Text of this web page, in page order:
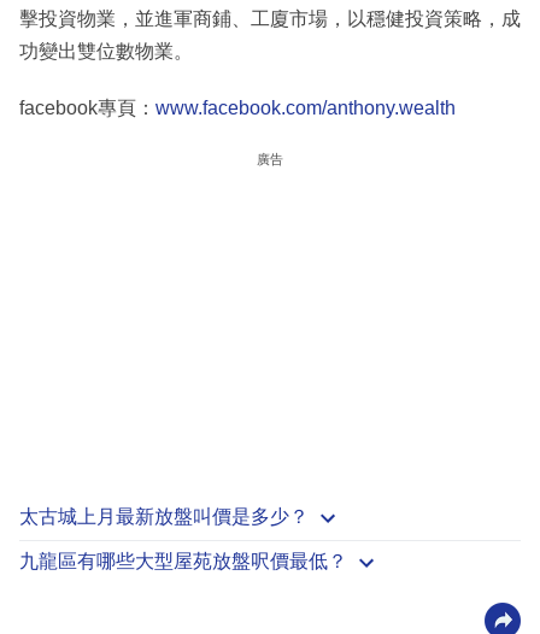
擊投資物業，並進軍商鋪、工廈市場，以穩健投資策略，成
功變出雙位數物業。
facebook專頁： www.facebook.com/anthony.wealth
廣告
太古城上月最新放盤叫價是多少？
九龍區有哪些大型屋苑放盤呎價最低？